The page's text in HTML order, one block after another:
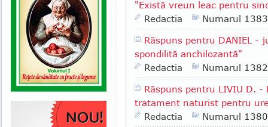
"Există vreun leac pentru
Redactia
Numarul 1383
Răspuns pentru DANIEL -
spondilită anchilozantă"
Redactia
Numarul 1382
Răspuns pentru LIVIU D.
tratament naturist pentru
Redactia
Numarul 1380